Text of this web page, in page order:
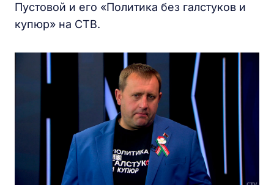
Пустовой и его «Политика без галстуков и
купюр» на СТВ.